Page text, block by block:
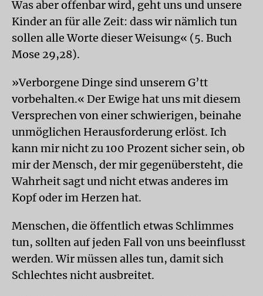
Was aber offenbar wird, geht uns und unsere
Kinder an für alle Zeit: dass wir nämlich tun
sollen alle Worte dieser Weisung« (5. Buch
Mose 29,28).
»Verborgene Dinge sind unserem G’tt
vorbehalten.« Der Ewige hat uns mit diesem
Versprechen von einer schwierigen, beinahe
unmöglichen Herausforderung erlöst. Ich
kann mir nicht zu 100 Prozent sicher sein, ob
mir der Mensch, der mir gegenübersteht, die
Wahrheit sagt und nicht etwas anderes im
Kopf oder im Herzen hat.
Menschen, die öffentlich etwas Schlimmes
tun, sollten auf jeden Fall von uns beeinflusst
werden. Wir müssen alles tun, damit sich
Schlechtes nicht ausbreitet.